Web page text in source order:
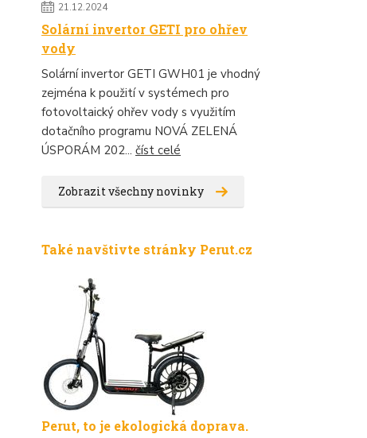
21.12.2024
Solární invertor GETI pro ohřev
vody
Solární invertor GETI GWH01 je vhodný
zejména k použití v systémech pro
fotovoltaický ohřev vody s využitím
dotačního programu NOVÁ ZELENÁ
ÚSPORÁM 202... číst celé
Zobrazit všechny novinky
Také navštivte stránky Perut.cz
Perut, to je ekologická doprava.